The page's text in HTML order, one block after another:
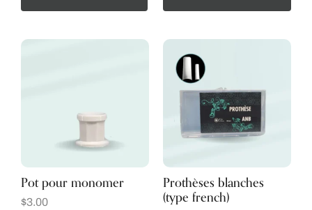
Pot pour monomer
$3.00
Prothèses blanches
(type french)